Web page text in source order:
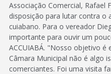
Associação Comercial, Rafael
disposição para lutar contra o
cuiabano. Para o vereador
importante para ouvir um
ACCUIABÁ. "Nosso objetivo é
Câmara Municipal não é algo
comerciantes. Foi uma visita